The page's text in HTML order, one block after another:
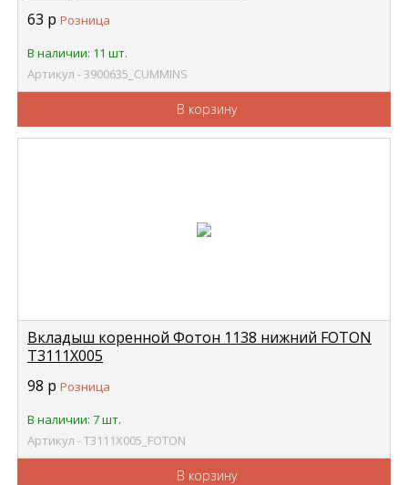
63 р Розница
В наличии: 11 шт.
Артикул - 3900635_CUMMINS
В корзину
Вкладыш коренной Фотон 1138 нижний FOTON
Т3111Х005
98 р Розница
В наличии: 7 шт.
Артикул - Т3111Х005_FOTON
В корзину